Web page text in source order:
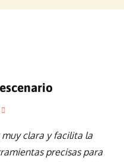
clara y facilita la
precisas para